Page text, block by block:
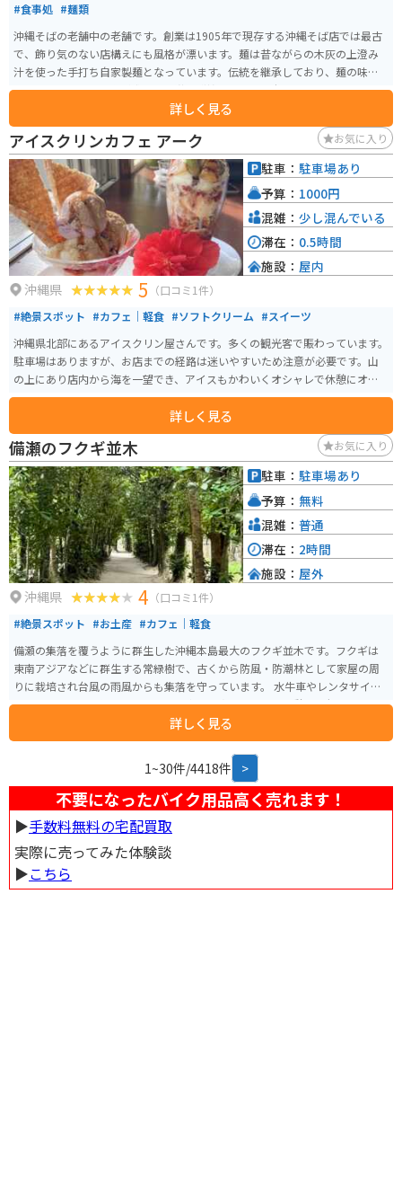
#食事処 #麺類
沖縄そばの老舗中の老舗です。創業は1905年で現存する沖縄そば店では最古
で、飾り気のない店構えにも風格が漂います。麺は昔ながらの木灰の上澄み
汁を使った手打ち自家製麺となっています。伝統を継承しており、麺の味に
も注目です。カツオ漁が盛んな魚港に隣接しており、本場カツオだしも逸
品、そばとジューシーのセットもオススメです。
詳しく見る
アイスクリンカフェ アーク お気に入り
沖縄県 5 （口コミ1件）
#絶景スポット #カフェ｜軽食 #ソフトクリーム #スイーツ
沖縄県北部にあるアイスクリン屋さんです。多くの観光客で賑わっています。
駐車場はありますが、お店までの経路は迷いやすいため注意が必要です。山
の上にあり店内から海を一望でき、アイスもかわいくオシャレで休憩にオス
スメです。
詳しく見る
駐車： 駐車場あり
予算： 1000円
混雑： 少し混んでいる
滞在： 0.5時間
施設： 屋内
備瀬のフクギ並木 お気に入り
沖縄県 4 （口コミ1件）
#絶景スポット #お土産 #カフェ｜軽食
備瀬の集落を覆うように群生した沖縄本島最大のフクギ並木です。フクギは
東南アジアなどに群生する常緑樹で、古くから防風・防潮林として家屋の周
りに栽培され台風の雨風からも集落を守っています。 水牛車やレンタサイク
ルで巡ることも可能で、カフェや食事処も点在しており休憩にも便利です。
海辺に出ると晴れた日は正面に伊江島が見えます。
詳しく見る
駐車： 駐車場あり
予算： 無料
混雑： 普通
滞在： 2時間
施設： 屋外
1~30件/4418件 >
不要になったバイク用品高く売れます！
▶︎手数料無料の宅配買取
実際に売ってみた体験談
▶︎こちら